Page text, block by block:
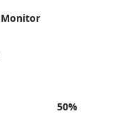
50%